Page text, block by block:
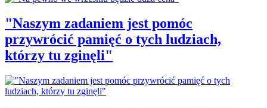
"Naszym zadaniem jest pomóc
przywrócić pamięć o tych ludziach,
którzy tu zginęli"